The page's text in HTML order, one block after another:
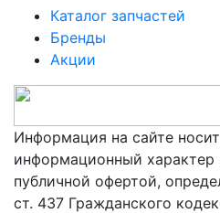
Информация на сайте
информационный характер
публичной офертой,
ст. 437 Гражданского
Каталог запчастей
Бренды
Акции